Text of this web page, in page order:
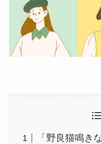
「野良猫鳴き